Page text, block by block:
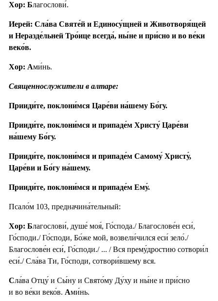
Хор: Благослови́.
Иерей: Сла́ва Святе́й и Единосу́щней и Животворя́щей
и Неразде́льней Тро́ице всегда́, ны́не и при́сно и во ве́ки
веко́в.
Хор: Ами́нь.
Священнослужители в алтаре:
Прииди́те, поклони́мся Царе́ви на́шему Бо́гу.
Прииди́те, поклони́мся и припаде́м Христу́ Царе́ви
на́шему Бо́гу.
Прииди́те, поклони́мся и припаде́м Самому́ Христу́,
Царе́ви и Бо́гу на́шему.
Прииди́те, поклони́мся и припаде́м Ему́.
Псало́м 103, предначина́тельный:
Хор: Благослови́, душе́ моя́, Го́спода./ Благослове́н еси́,
Го́споди./ Го́споди, Бо́же мой, возвели́чился еси́ зело́./
Благослове́н еси́, Го́споди./ ... / Вся прему́дростию сотвори́л
еси́./ Сла́ва Ти, Го́споди, сотвори́вшему вся.
Сла́ва Отцу́ и Сы́ну и Свято́му Ду́ху и ны́не и при́сно
и во ве́ки веко́в. Ами́нь.